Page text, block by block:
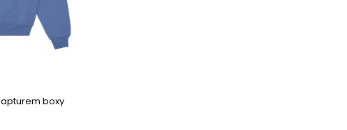
boxy